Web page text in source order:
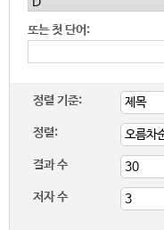
또는 첫 단어:
정렬 기준:
정렬:
결과 수
저자 수